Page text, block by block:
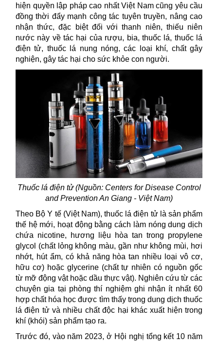
hiện quyền lập pháp cao nhất Việt Nam cũng yêu cầu
đồng thời đẩy mạnh công tác tuyên truyền, nâng cao
nhận thức, đặc biệt đối với thanh niên, thiếu niên
nước này về tác hại của rượu, bia, thuốc lá, thuốc lá
điện tử, thuốc lá nung nóng, các loại khí, chất gây
nghiện, gây tác hại cho sức khỏe con người.
Thuốc lá điện tử (Nguồn: Centers for Disease Control
and Prevention An Giang - Việt Nam)
Theo Bộ Y tế (Việt Nam), thuốc lá điện tửlà sản phẩm
thế hệ mới, hoạt động bằng cách làm nóng dung dịch
chứa nicotine, hương liệu hòa tan trong propylene
glycol (chất lỏng không màu, gần như không mùi, hơi
nhớt, hút ẩm, có khả năng hòa tan nhiều loại vô cơ,
hữu cơ) hoặc glycerine (chất tự nhiên có nguồn gốc
từ mỡ động vật hoặc dầu thực vật). Nghiên cứu từ các
chuyên gia tại phòng thí nghiệm ghi nhận ít nhất 60
hợp chất hóa học được tìm thấy trong dung dịch thuốc
lá điện tử và nhiều chất độc hại khác xuất hiện trong
khí (khói) sản phẩm tạo ra.
Trước đó, vào năm 2023, ở Hội nghị tổng kết 10 năm